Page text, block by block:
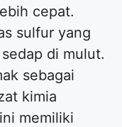
cepat.
sulfur yang
di mulut.
sebagai
kimia
memiliki